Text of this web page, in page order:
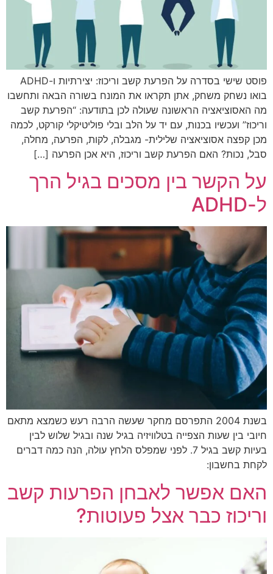
פוסט שישי בסדרה על הפרעת קשב וריכוז: יצירתיות ו-ADHD
בואו נשחק משחק, אתן תקראו את המונח בשורה הבאה ותחשבו
מה האסוציאציה הראשונה שעולה לכן בתודעה: “הפרעת קשב
וריכוז” ועכשיו בכנות, עם יד על הלב ובלי פוליטיקלי קורקט, לכמה
מכן קפצה אסוציאציה שלילית- מגבלה, לקות, הפרעה, מחלה,
סבל, נכות? האם הפרעת קשב וריכוז, היא אכן הפרעה […]
על הקשר בין מסכים בגיל הרך
ל-ADHD
בשנת 2004 התפרסם מחקר שעשה הרבה רעש כשמצא מתאם
חיובי בין שעות הצפייה בטלוויזיה בגיל שנה ובגיל שלוש לבין
בעיות קשב בגיל 7. לפני שמפלס הלחץ עולה, הנה כמה דברים
לקחת בחשבון:
האם אפשר לאבחן הפרעות קשב
וריכוז כבר אצל פעוטות?